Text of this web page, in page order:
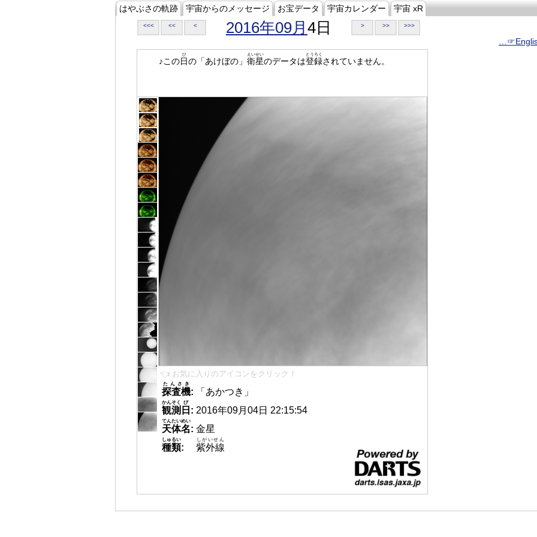
はやぶさの軌跡 宇宙からのメッセージ お宝データ 宇宙カレンダー 宇宙 xR
<<< << < 2016年09月 4日 > >> >>>
♪この日
ひ
の「あけぼの」 衛星
えいせい
のデータは登録
とうろく
されていません。
👈 お気に入りのアイコンをクリック！
探査機
たんさき
:
「あかつき」
観測
かんそく
日
び
: 2016年09月04日 22:15:54
天体名
てんたいめい
: 金星
種類
しゅるい
: 紫外線
しがいせん